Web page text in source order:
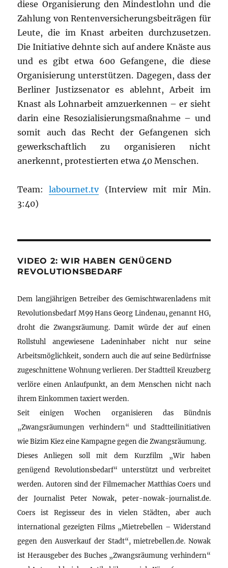
diese Organisierung den Mindestlohn und die
Zahlung von Rentenversicherungsbeiträgen für
Leute, die im Knast arbeiten durchzusetzen.
Die Initiative dehnte sich auf andere Knäste aus
und es gibt etwa 600 Gefangene, die diese
Organisierung unterstützen. Dagegen, dass der
Berliner Justizsenator es ablehnt, Arbeit im
Knast als Lohnarbeit amzuerkennen – er sieht
darin eine Resozialisierungsmaßnahme – und
somit auch das Recht der Gefangenen sich
gewerkschaftlich zu organisieren nicht
anerkennt, protestierten etwa 40 Menschen.
Team:labournet.tv(Interview mit mir Min.
3:40)
VIDEO 2: WIR HABEN GENÜGEND
REVOLUTIONSBEDARF
Dem langjährigen Betreiber des Gemischtwarenladens mit
Revolutionsbedarf M99 Hans Georg Lindenau, genannt HG,
droht die Zwangsräumung. Damit würde der auf einen
Rollstuhl angewiesene Ladeninhaber nicht nur seine
Arbeitsmöglichkeit, sondern auch die auf seine Bedürfnisse
zugeschnittene Wohnung verlieren. Der Stadtteil Kreuzberg
verlöre einen Anlaufpunkt, an dem Menschen nicht nach
ihrem Einkommen taxiert werden.
Seit einigen Wochen organisieren das Bündnis
„Zwangsräumungen verhindern“ und Stadtteilinitiativen
wie Bizim Kiez eine Kampagne gegen die Zwangsräumung.
Dieses Anliegen soll mit dem Kurzfilm „Wir haben
genügend Revolutionsbedarf“ unterstützt und verbreitet
werden. Autoren sind der Filmemacher Matthias Coers und
der Journalist Peter Nowak, peter-nowak-journalist.de.
Coers ist Regisseur des in vielen Städten, aber auch
international gezeigten Films „Mietrebellen – Widerstand
gegen den Ausverkauf der Stadt“, mietrebellen.de. Nowak
ist Herausgeber des Buches „Zwangsräumung verhindern“